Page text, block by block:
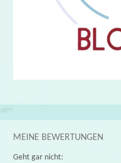
MEINE BEWERTUNGEN
Geht gar nicht: